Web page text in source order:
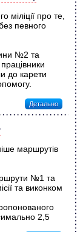
міліції про те,
певного
№2 та
до карети
Детально
маршрутів
№1 та
та виконком
2,5